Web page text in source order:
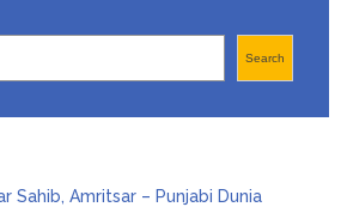
Search
Sahib, Amritsar – Punjabi Dunia